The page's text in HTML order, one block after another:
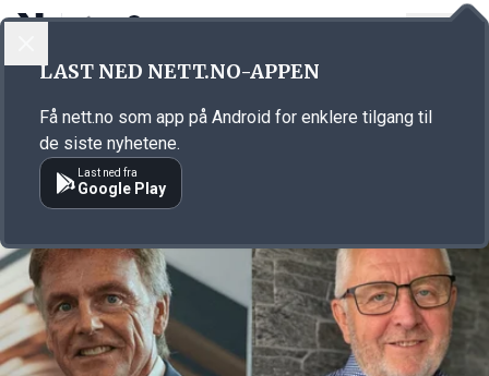
Annonsørinnhold
LAST NED NETT.NO-APPEN
Få nett.no som app på Android for enklere tilgang til
de siste nyhetene.
Last ned fra
Google Play